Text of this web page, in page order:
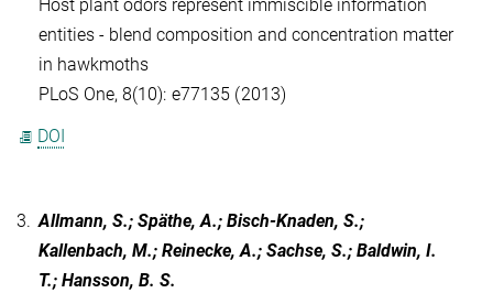
Host plant odors represent immiscible information
entities - blend composition and concentration matter
in hawkmoths
PLoS One, 8(10): e77135 (2013)
DOI
3. Allmann, S.; Späthe, A.; Bisch-Knaden, S.;
Kallenbach, M.; Reinecke, A.; Sachse, S.; Baldwin, I.
T.; Hansson, B. S.